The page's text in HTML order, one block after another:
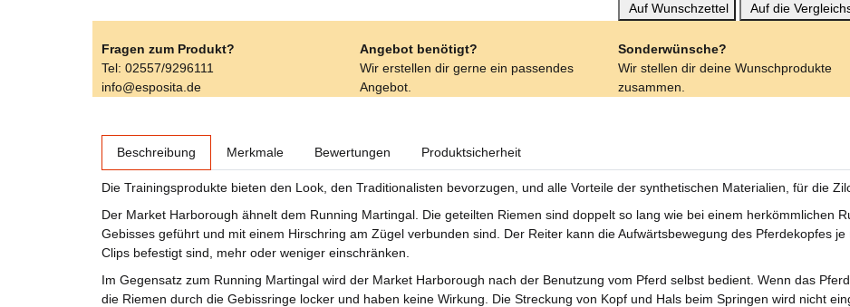
Auf Wunschzettel
Auf die
Fragen zum Produkt?
Tel: 02557/9296111
info@esposita.de
Angebot benötigt?
Wir erstellen dir gerne ein passendes
Angebot.
Sonderwünsche?
Wir stellen dir deine Wunschprodukte
zusammen.
Beschreibung Merkmale Bewertungen Produktsicherheit
Die Trainingsprodukte bieten den Look, den Traditionalisten bevorzugen, und alle Vorteile der synthetischen Materialien, für die
Der Market Harborough ähnelt dem Running Martingal. Die geteilten Riemen sind doppelt so lang wie bei einem herkömmlichen
Gebisses geführt und mit einem Hirschring am Zügel verbunden sind. Der Reiter kann die Aufwärtsbewegung des Pferdekopfes
Clips befestigt sind, mehr oder weniger einschränken.
Im Gegensatz zum Running Martingal wird der Market Harborough nach der Benutzung vom Pferd selbst bedient. Wenn das
die Riemen durch die Gebissringe locker und haben keine Wirkung. Die Streckung von Kopf und Hals beim Springen wird nicht